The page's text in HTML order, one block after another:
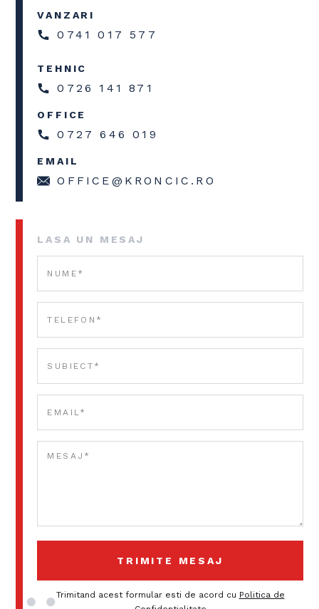
VANZARI
0741 017 577
TEHNIC
0726 141 871
OFFICE
0727 646 019
EMAIL
OFFICE@KRONCIC.RO
LASA UN MESAJ
Trimitand acest formular esti de acord cu Politica de